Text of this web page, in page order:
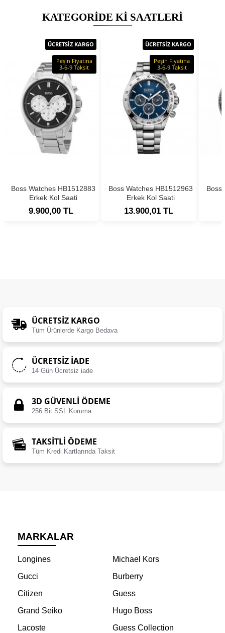
KATEGORIDE KI SAATLERI
ÜCRETSİZ KARGO
Peşin Fiyatına
3-6-9 Taksit
Boss Watches HB1512883
Erkek Kol Saati
9.900,00 TL
ÜCRETSİZ KARGO
Peşin Fiyatına
3-6-9 Taksit
Boss Watches HB1512963
Erkek Kol Saati
13.900,01 TL
Boss
ÜCRETSIZ KARGO
Tüm Ürünlerde Kargo Bedava
ÜCRETSIZ İADE
14 Gün Ücretsiz iade
3D GÜVENLİ ÖDEME
256 Bit SSL Koruma
TAKSİTLİ ÖDEME
Tüm Kredi Kartlarında Taksit
MARKALAR
Longines
Michael Kors
Gucci
Burberry
Citizen
Guess
Grand Seiko
Hugo Boss
Lacoste
Guess Collection